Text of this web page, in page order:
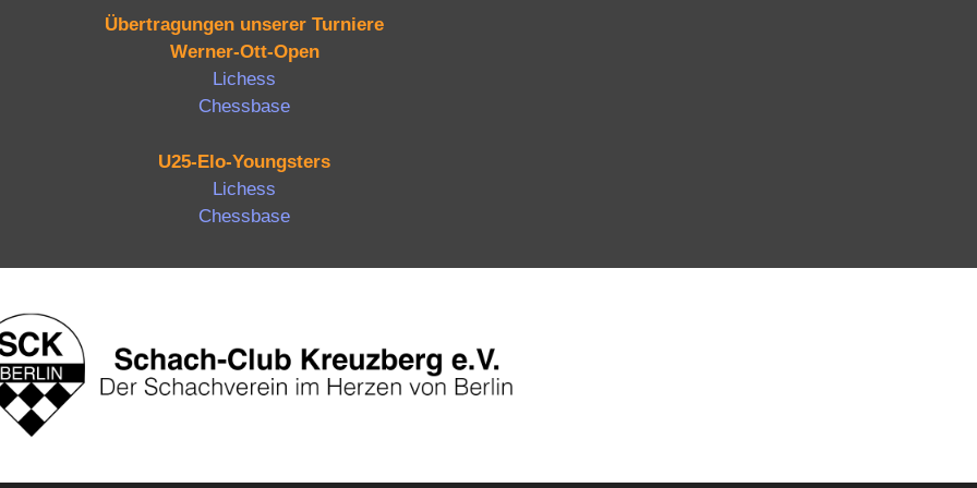
Übertragungen unserer Turniere
Werner-Ott-Open
Lichess
Chessbase
U25-Elo-Youngsters
Lichess
Chessbase